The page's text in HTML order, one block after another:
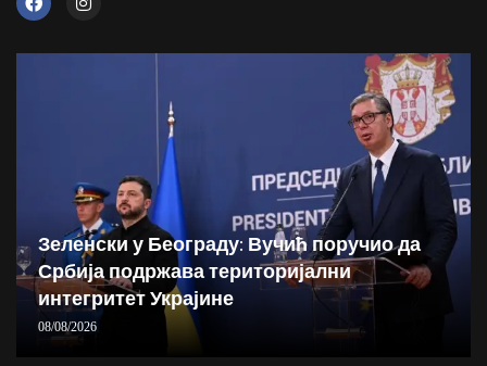
Зеленски у Београду: Вучић поручио да
Србија подржава територијални
интегритет Украјине
08/08/2026